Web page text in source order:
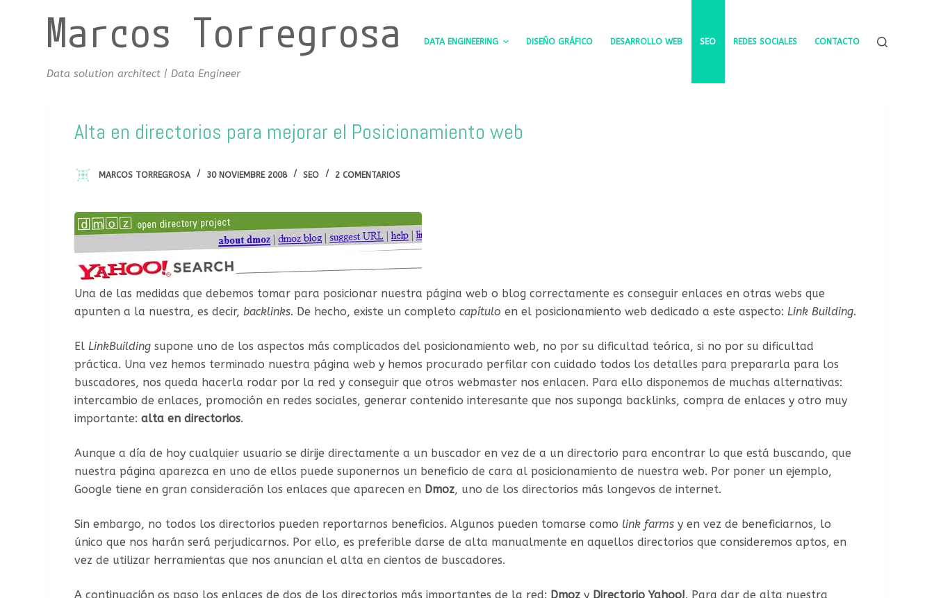
Marcos Torregrosa
Data solution architect | Data Engineer
DATA ENGINEERING DISEÑO GRÁFICO DESARROLLO WEB SEO REDES SOCIALES CONTACTO
Alta en directorios para mejorar el Posicionamiento web
MARCOS TORREGROSA 30 NOVIEMBRE 2008 SEO 2 COMENTARIOS
Una de las medidas que debemos tomar para posicionar nuestra página web o blog correctamente es conseguir enlaces en otras webs que
apunten a la nuestra, es decir,backlinks. De hecho, existe un completocapítulo en el posicionamiento web dedicado a este aspecto:Link Building.
ElLinkBuilding supone uno de los aspectos más complicados del posicionamiento web, no por su dificultad teórica, si no por su dificultad
práctica. Una vez hemos terminado nuestra página web y hemos procurado perfilar con cuidado todos los detalles para prepararla para los
buscadores, nos queda hacerla rodar por la red y conseguir que otros webmaster nos enlacen. Para ello disponemos de muchas alternativas:
intercambio de enlaces, promoción en redes sociales, generar contenido interesante que nos suponga backlinks, compra de enlaces y otro muy
importante:alta en directorios.
Aunque a día de hoy cualquier usuario se dirije directamente a un buscador en vez de a un directorio para encontrar lo que está buscando, que
nuestra página aparezca en uno de ellos puede suponernos un beneficio de cara al posicionamiento de nuestra web. Por poner un ejemplo,
Google tiene en gran consideración los enlaces que aparecen en Dmoz, uno de los directorios más longevos de internet.
Sin embargo, no todos los directorios pueden reportarnos beneficios. Algunos pueden tomarse comolink farms y en vez de beneficiarnos, lo
único que nos harán será perjudicarnos. Por ello, es preferible darse de alta manualmente en aquellos directorios que consideremos aptos, en
vez de utilizar herramientas que nos anuncian el alta en cientos de buscadores.
A continuación os paso los enlaces de dos de los directorios más importantes de la red: Dmozy Directorio Yahoo!. Para dar de alta nuestra